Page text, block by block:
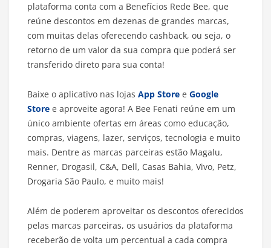
plataforma conta com a Benefícios Rede Bee, que
reúne descontos em dezenas de grandes marcas,
com muitas delas oferecendo cashback, ou seja, o
retorno de um valor da sua compra que poderá ser
transferido direto para sua conta!
Baixe o aplicativo nas lojas App Store e Google
Store e aproveite agora! A Bee Fenati reúne em um
único ambiente ofertas em áreas como educação,
compras, viagens, lazer, serviços, tecnologia e muito
mais. Dentre as marcas parceiras estão Magalu,
Renner, Drogasil, C&A, Dell, Casas Bahia, Vivo, Petz,
Drogaria São Paulo, e muito mais!
Além de poderem aproveitar os descontos oferecidos
pelas marcas parceiras, os usuários da plataforma
receberão de volta um percentual a cada compra